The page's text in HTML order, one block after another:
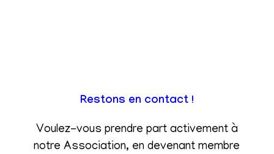
Restons en contact !
Voulez-vous prendre part activement à
notre Association, en devenant membre